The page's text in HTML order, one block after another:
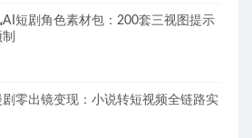
AI短剧角色素材包：200套三视图提示
零出镜变现：小说转短视频全链路实